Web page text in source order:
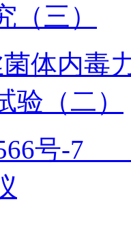
（三）
体内毒
验（二）
号